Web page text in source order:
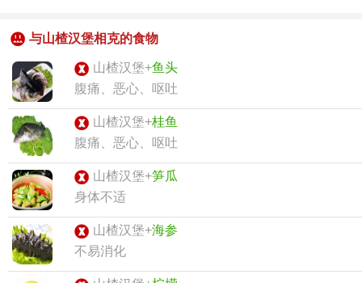
与山楂汉堡相克的食物
山楂汉堡+鱼头
腹痛、恶心、呕吐
山楂汉堡+桂鱼
腹痛、恶心、呕吐
山楂汉堡+笋瓜
身体不适
山楂汉堡+海参
不易消化